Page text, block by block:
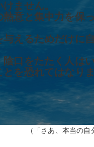
ません。
意と集中力を保っ
えるためだけに
口をたたく人はい
を恐れてはなりま
（「さあ、本当の